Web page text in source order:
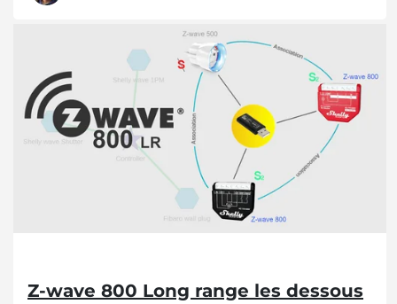
Z-wave 800 Long range les dessous